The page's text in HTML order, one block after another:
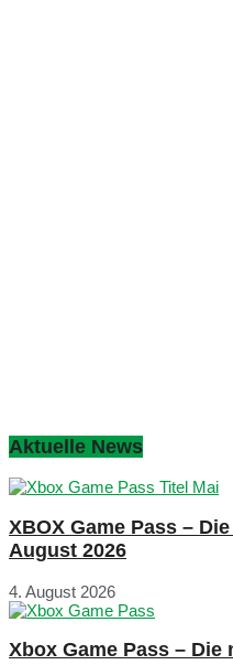
Aktuelle News
XBOX Game Pass –
August 2026
4. August 2026
Xbox Game Pass –